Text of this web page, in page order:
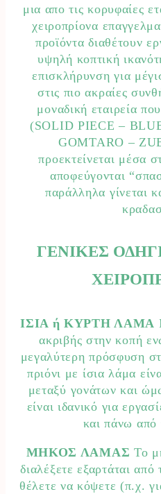
μια απο τις κορυφαίες
χειροπρίονα
προϊόντα διαθέτουν
υψηλή κοπτική
επισκλήρυνση για
στις πιο ακραίες
μοναδική εταιρεία
(SOLID PΙΕCE –
GOMTARO –
προεκτείνεται μέσα
αποφεύγονται
παράλληλα γίνεται
ΓΕΝΙΚΕΣ
ΙΣΙΑ ή ΚΥΡΤΗ ΛΑΜΑ
ακριβής στην κοπή
μεγαλύτερη πρόσφυση
πριόνι με ίσια λάμα
μεταξύ γονάτων και
είναι ιδανικό για
και πάνω από
ΜΗΚΟΣ ΛΑΜΑΣ Το
διαλέξετε εξαρτάται
θέλετε να κόψετε (π.χ.